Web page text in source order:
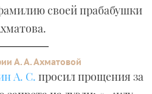
своей прабабушки
А. А. Ахматовой
А. С. просил прощения за